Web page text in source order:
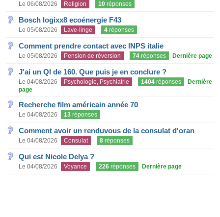
Le 06/08/2026 Religion 10 réponses
Bosch logixx8 ecoénergie F43
Le 05/08/2026 Lave-linge 4 réponses
Comment prendre contact avec INPS italie
Le 05/08/2026 Pension de réversion 74 réponses Dernière page
J'ai un QI de 160. Que puis je en conclure ?
Le 04/08/2026 Psychologie, Psychiatrie 1404 réponses
Dernière
page
Recherche film américain année 70
Le 04/08/2026 13 réponses
Comment avoir un renduvous de la consulat d'oran
Le 04/08/2026 Consulat 8 réponses
Qui est Nicole Delya ?
Le 04/08/2026 Voyance 226 réponses Dernière page